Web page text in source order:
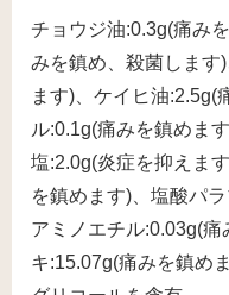
チョウジ油:0.3g(痛み
みを鎮め、殺菌します
ます)、ケイヒ油:2.5g(
ル:0.1g(痛みを鎮めま
塩:2.0g(炎症を抑えま
を鎮めます)、塩酸パ
アミノエチル:0.03g(
キ:15.07g(痛みを鎮め